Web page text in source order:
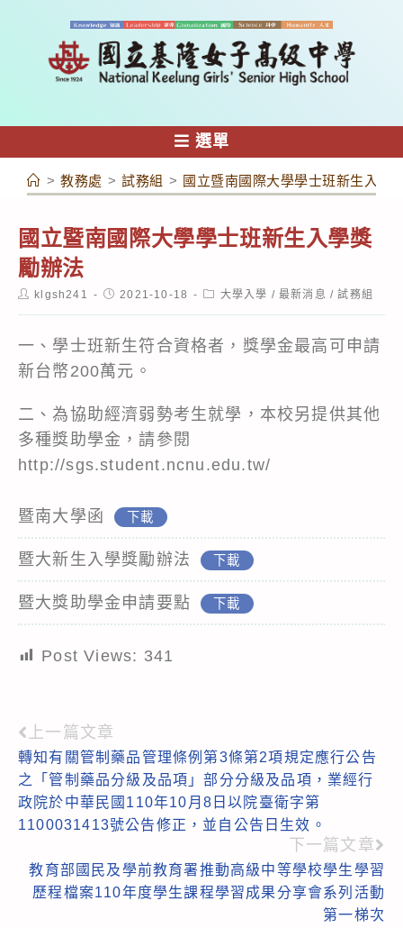
容
選單
> 教務處 > 試務組 > 國立暨南國際大學學士班新生入學
國立暨南國際大學學士班新生入學獎
勵辦法
Postklgsh241
Post2021-10-18
Post大學入學 / 最新消息 / 試務組
一、學士班新生符合資格者，獎學金最高可申請
新台幣200萬元。
二、為協助經濟弱勢考生就學，本校另提供其他
多種獎助學金，請參閱
http://sgs.student.ncnu.edu.tw/
暨南大學函 下載
暨大新生入學獎勵辦法 下載
暨大獎助學金申請要點 下載
Post Views: 341
Read
more
articles
上一篇文章
轉知有關管制藥品管理條例第3條第2項規定應行公告
之「管制藥品分級及品項」部分分級及品項，業經行
政院於中華民國110年10月8日以院臺衛字第
1100031413號公告修正，並自公告日生效。
下一篇文章
教育部國民及學前教育署推動高級中等學校學生學習
歷程檔案110年度學生課程學習成果分享會系列活動
第一梯次